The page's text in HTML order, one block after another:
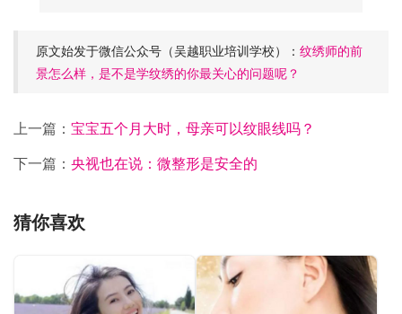
原文始发于微信公众号（吴越职业培训学校）： 纹绣师的前
景怎么样，是不是学纹绣的你最关心的问题呢？
上一篇： 宝宝五个月大时，母亲可以纹眼线吗？
下一篇： 央视也在说：微整形是安全的
猜你喜欢